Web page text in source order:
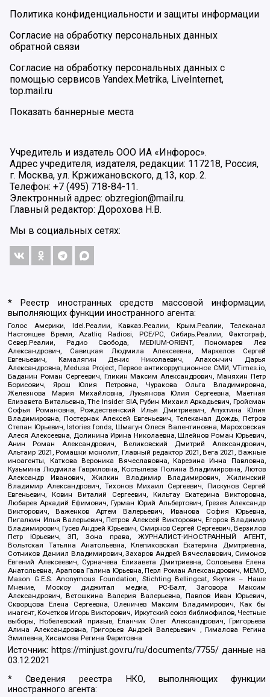
Политика конфиденциальности и защиты информации
Согласие на обработку персональных данных
обратной связи
Согласие на обработку персональных данных с
помощью сервисов Yandex.Metrika, LiveInternet,
top.mail.ru
Показать баннерные места
Учредитель и издатель ООО ИА «Инфорос».
Адрес учредителя, издателя, редакции: 117218, Россия,
г. Москва, ул. Кржижановского, д.13, кор. 2.
Телефон: +7 (495) 718-84-11.
Электронный адрес: obzregion@mail.ru.
Главный редактор: Дорохова Н.В.
Мы в социальных сетях:
* Реестр иностранных средств массовой информации,
выполняющих функции иностранного агента:
Голос Америки, Idel.Реалии, Кавказ.Реалии, Крым.Реалии, Телеканал
Настоящее Время, Azatliq Radiosi, PCE/PC, Сибирь.Реалии, Фактограф,
Север.Реалии, Радио Свобода, MEDIUM-ORIENT, Пономарев Лев
Александрович, Савицкая Людмила Алексеевна, Маркелов Сергей
Евгеньевич, Камалягин Денис Николаевич, Апахончич Дарья
Александровна, Medusa Project, Первое антикоррупционное СМИ, VTimes.io,
Баданин Роман Сергеевич, Гликин Максим Александрович, Маняхин Петр
Борисович, Ярош Юлия Петровна, Чуракова Ольга Владимировна,
Железнова Мария Михайловна, Лукьянова Юлия Сергеевна, Маетная
Елизавета Витальевна, The Insider SIA, Рубин Михаил Аркадьевич, Гройсман
Софья Романовна, Рождественский Илья Дмитриевич, Апухтина Юлия
Владимировна, Постернак Алексей Евгеньевич, Телеканал Дождь, Петров
Степан Юрьевич, Istories fonds, Шмагун Олеся Валентиновна, Мароховская
Алеся Алексеевна, Долинина Ирина Николаевна, Шлейнов Роман Юрьевич,
Анин Роман Александрович, Великовский Дмитрий Александрович,
Альтаир 2021, Ромашки монолит, Главный редактор 2021, Вега 2021, Важные
иноагенты, Каткова Вероника Вячеславовна, Карезина Инна Павловна,
Кузьмина Людмила Гавриловна, Костылева Полина Владимировна, Лютов
Александр Иванович, Жилкин Владимир Владимирович, Жилинский
Владимир Александрович, Тихонов Михаил Сергеевич, Пискунов Сергей
Евгеньевич, Ковин Виталий Сергеевич, Кильтау Екатерина Викторовна,
Любарев Аркадий Ефимович, Гурман Юрий Альбертович, Грезев Александр
Викторович, Важенков Артем Валерьевич, Иванова София Юрьевна,
Пигалкин Илья Валерьевич, Петров Алексей Викторович, Егоров Владимир
Владимирович, Гусев Андрей Юрьевич, Смирнов Сергей Сергеевич, Верзилов
Петр Юрьевич, ЗП, Зона права, ЖУРНАЛИСТ-ИНОСТРАННЫЙ АГЕНТ,
Вольтская Татьяна Анатольевна, Клепиковская Екатерина Дмитриевна,
Сотников Даниил Владимирович, Захаров Андрей Вячеславович, Симонов
Евгений Алексеевич, Сурначева Елизавета Дмитриевна, Соловьева Елена
Анатольевна, Арапова Галина Юрьевна, Перл Роман Александрович, МЕМО,
Mason G.E.S. Anonymous Foundation, Stichting Bellingcat, Якутия – Наше
Мнение, Москоу диджитал медиа, РС-Балт, Заговора Максим
Александрович, Ветошкина Валерия Валерьевна, Павлов Иван Юрьевич,
Скворцова Елена Сергеевна, Оленичев Максим Владимирович, Как бы
инагент, Кочетков Игорь Викторович, Иркутский союз библиофилов, Честные
выборы, Нобелевский призыв, Еланчик Олег Александрович, Григорьева
Алина Александровна, Григорьев Андрей Валерьевич , Гималова Регина
Эмилевна, Хисамова Регина Фаритовна
Источник: https://minjust.gov.ru/ru/documents/7755/ данные на
03.12.2021
* Сведения реестра НКО, выполняющих функции
иностранного агента: